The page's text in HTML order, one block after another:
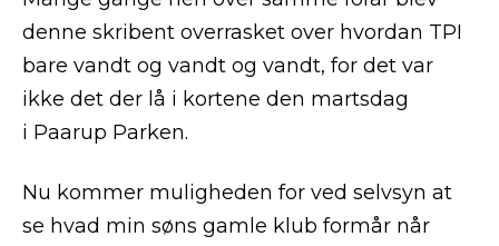
denne skribent overrasket over hvordan TPI
bare vandt og vandt og vandt, for det var
ikke det der lå i kortene den martsdag
i Paarup Parken.
Nu kommer muligheden for ved selvsyn at
se hvad min søns gamle klub formår når